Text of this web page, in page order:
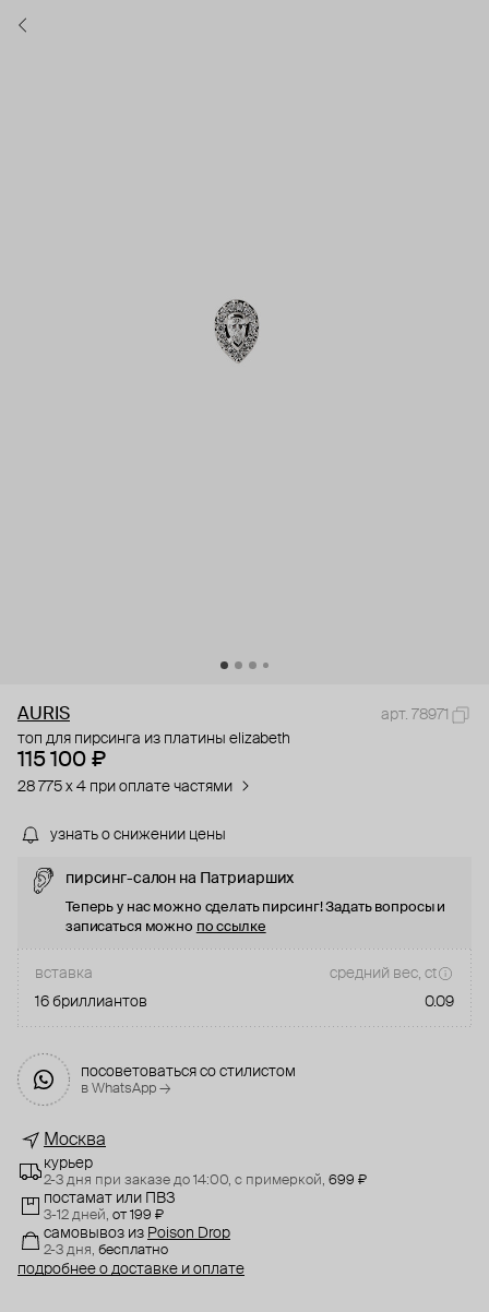
AURIS
арт. 78971
топ для пирсинга из платины elizabeth
115 100 ₽
28 775 x 4 при оплате частями
узнать о снижении цены
пирсинг-салон на Патриарших
Теперь у нас можно сделать пирсинг! Задать вопросы и
записаться можно по ссылке
вставка
средний вес, ct
16 бриллиантов
0.09
посоветоваться со стилистом
в WhatsApp →
Москва
курьер
2-3 дня при заказе до 14:00, с примеркой, 699 ₽
постамат или ПВЗ
3-12 дней, от 199 ₽
самовывоз из Poison Drop
2-3 дня, бесплатно
подробнее о доставке и оплате